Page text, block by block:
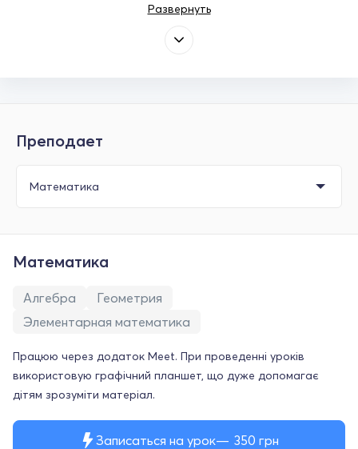
Развернуть
Преподает
Записаться на урок 350 грн
Математика
Алгебра
Геометрия
Элементарная математика
Працюю через додаток Meet. При проведенні уроків
використовую графічний планшет, що дуже допомагає
дітям зрозуміти матеріал.